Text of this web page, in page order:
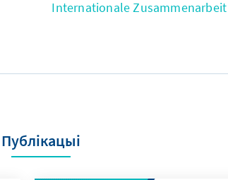
Internationale Zusammenarbeit
Публікацыі